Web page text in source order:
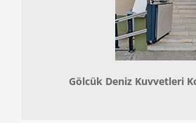
Gölcük Deniz Kuvvetleri